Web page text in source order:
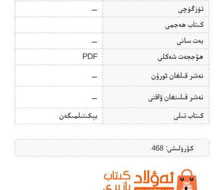
تۈزگۈچى
—
كىتاب ھەجمى
بەت سانى
—
ھۆججەت شەكلى
PDF
نەشر قىلغان ئورۇن —
نەشر قىلىنغان ۋاقتى —
كىتاب تىلى بېكىتىلمىگەن
كۆرۈلىشى: 468